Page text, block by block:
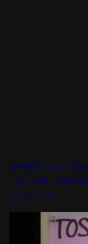
永井敏己さんの「
「荒くれ者」の称号
どーぞどーぞ。